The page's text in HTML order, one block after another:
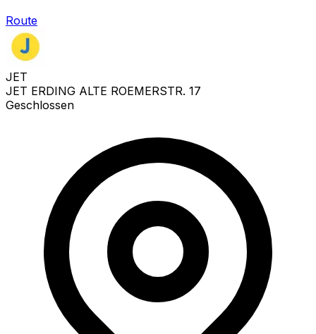
Route
JET
JET ERDING ALTE ROEMERSTR. 17
Geschlossen